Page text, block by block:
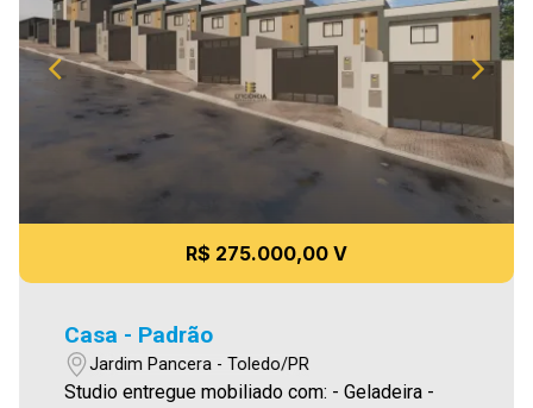
R$ 275.000,00 V
Casa - Padrão
Jardim Pancera - Toledo/PR
Studio entregue mobiliado com: - Geladeira -